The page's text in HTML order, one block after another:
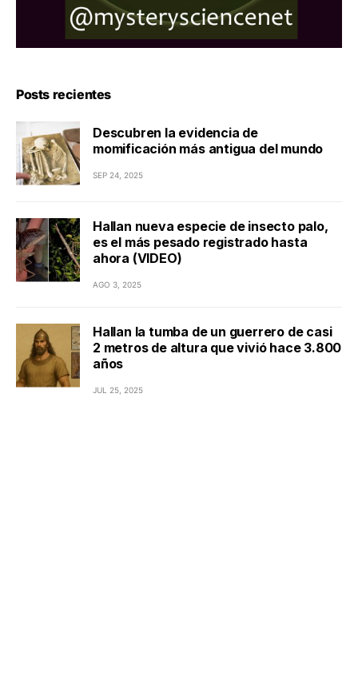
Posts recientes
Descubren la evidencia de
momificación más antigua del mundo
SEP 24, 2025
Hallan nueva especie de insecto palo,
es el más pesado registrado hasta
ahora (VIDEO)
AGO 3, 2025
Hallan la tumba de un guerrero de casi
2 metros de altura que vivió hace 3.800
años
JUL 25, 2025